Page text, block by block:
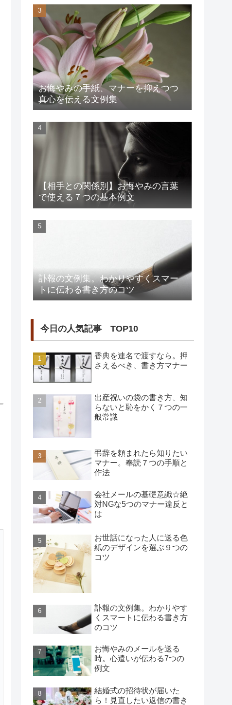
お悔やみの手紙、マナーを抑えつつ
真心を伝える文例集
【相手との関係別】お悔やみの言葉
で使える７つの基本例文
訃報の文例集。わかりやすくスマー
トに伝わる書き方のコツ
今日の人気記事 TOP10
香典を連名で渡すなら。押
さえるべき、書き方マナー
出産祝いの袋の書き方、知
らないと恥をかく７つの一
般常識
弔辞を頼まれたら知りたい
マナー。奉読７つの手順と
作法
会社メールの基礎意識☆絶
対NGな5つのマナー違反と
は
お世話になった人に送る色
紙のデザインを選ぶ９つの
コツ
訃報の文例集。わかりやす
くスマートに伝わる書き方
のコツ
お悔やみのメールを送る
時。心遣いが伝わる7つの
例文
結婚式の招待状が届いた
ら！見直したい返信の書き